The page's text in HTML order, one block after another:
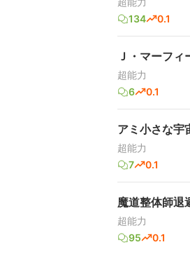
134
0.1
Ｊ・マーフ
超能力
6
0.1
アミ小さな宇
超能力
7
0.1
魔道整体師退
超能力
95
0.1